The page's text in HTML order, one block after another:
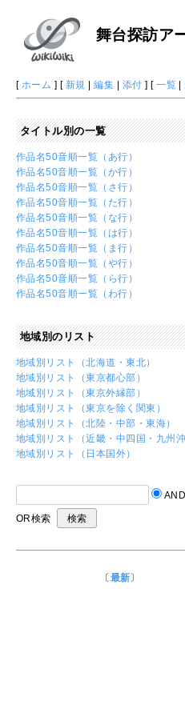
舞台探訪ア
[ ホーム ] [ 新規 |編集 | 添付 ] [一覧 |
タイトル別の一覧
作品名50音順一覧（あ行）
作品名50音順一覧（か行）
作品名50音順一覧（さ行）
作品名50音順一覧（た行）
作品名50音順一覧（な行）
作品名50音順一覧（は行）
作品名50音順一覧（ま行）
作品名50音順一覧（や行）
作品名50音順一覧（ら行）
作品名50音順一覧（わ行）
地域別のリスト
地域別リスト（北海道・東北）
地域別リスト（東京都心部）
地域別リスト（東京外縁部）
地域別リスト（東京を除く関東）
地域別リスト（北陸・中部・東海）
地域別リスト（近畿・中四国・九州沖
地域別リスト（日本国外）
OR検索
〔 最新〕